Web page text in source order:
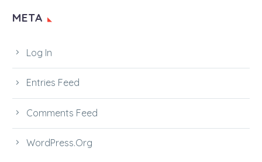
META
Log In
Entries Feed
Comments Feed
WordPress.org